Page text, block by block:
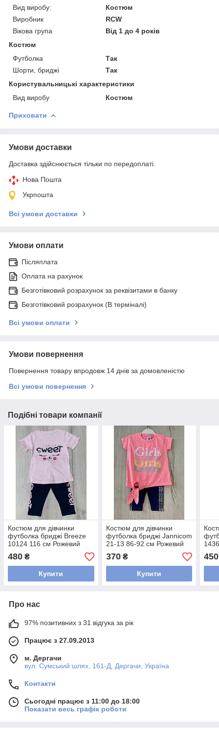
Вид виробу:
Костюм
Виробник
RCW
Вікова група
Від 1 до 4 років
Костюм
Футболка
Так
Шорти, бриджі
Так
Користувальницькі характеристики
Вид виробу
Костюм
Приховати
Умови доставки
Доставка здійснюється тільки по передоплаті.
Нова Пошта
Укрпошта
Всі умови доставки
Умови оплати
Післяплата
Оплата на рахунок
Безготівковий розрахунок за реквізитами в банку
Безготівковий розрахунок (В терміналі)
Всі умови оплати
Умови повернення
Повернення товару впродовж 14 днів за домовленістю
Всі умови повернення
Подібні товари компанії
Костюм для дівчинки
футболка бриджі Breeze
10124 116 см Рожевий
480 ₴
Купити
Костюм для дівчинки
футболка бриджі Jannicom
21-13 86-92 см Рожевий
370₴
Купити
450
Про нас
97% позитивних з 31 відгука за рік
Працює з 27.09.2013
м. Дергачи
вул. Сумський шлях, 161-Д, Дергачи, Україна
Контакти
Сьогодні працює з 11:00 до 18:00
Показати весь графік роботи